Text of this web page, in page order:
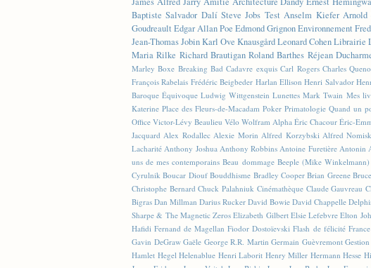
Baptiste Salvador Dalí Steve Jobs Test Anselm Kiefer Arnold
Goudreault Edgar Allan Poe Edmond GrignonEnvironnement
Jean-Thomas JobinKarl Ove KnausgårdLeonard CohenLibrairie
Maria Rilke Richard Brautigan Roland Barthes Réjean
Marley Boxe Breaking Bad Cadavre exquis Carl Rogers Charles
François Rabelais Frédéric Beigbeder Harlan Ellison Henri Salvador
Baroque Équivoque Ludwig Wittgenstein Lunettes Mark Twain Mes
Katerine Place des Fleurs-de-Macadam Poker Primatologie Quand un
Office Victor-Lévy Beaulieu Vélo Wolfram Alpha Éric Chacour Éric-
Jacquard Alex Rodallec Alexie Morin Alfred Korzybski Alfred
Lacharité Anthony Joshua Anthony Robbins Antoine Furetière Antonin
uns de mes contemporains Beau dommage Beeple (Mike Winkelmann)
Cyrulnik Boucar Diouf Bouddhisme Bradley Cooper Brian Greene
Christophe Bernard Chuck Palahniuk Cinémathèque Claude Gauvreau
Bigras Dan Millman Darius Rucker David Bowie David Chappelle
Sharpe & The Magnetic Zeros Elizabeth Gilbert Elsie Lefebvre Elton
Hafidi Fernand de Magellan Fiodor Dostoïevski Flash de félicité France
Gavin DeGraw Gaële George R.R. Martin Germain Guèvremont
Hamlet Hegel Helenablue Henri Laborit Henry Miller Hermann Hesse